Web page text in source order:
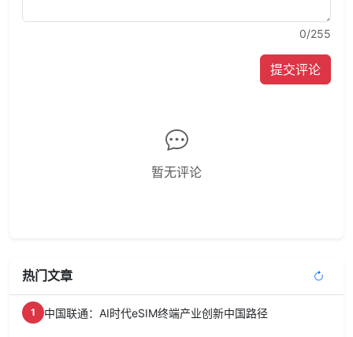
0/255
提交评论
暂无评论
热门文章
1 中国联通：AI时代eSIM终端产业创新中国路径